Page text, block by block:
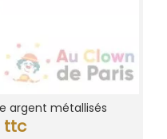
argent métallisés
ttc